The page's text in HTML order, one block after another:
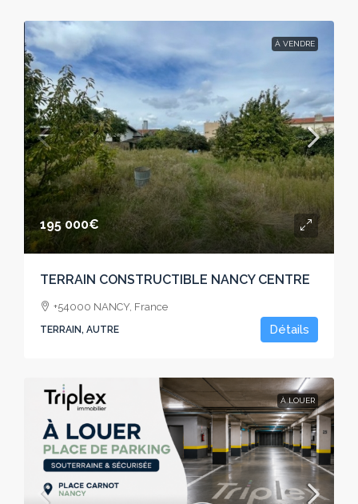
À VENDRE
195 000€
TERRAIN CONSTRUCTIBLE NANCY CENTRE
+54000 NANCY, France
TERRAIN, AUTRE Détails
À LOUER